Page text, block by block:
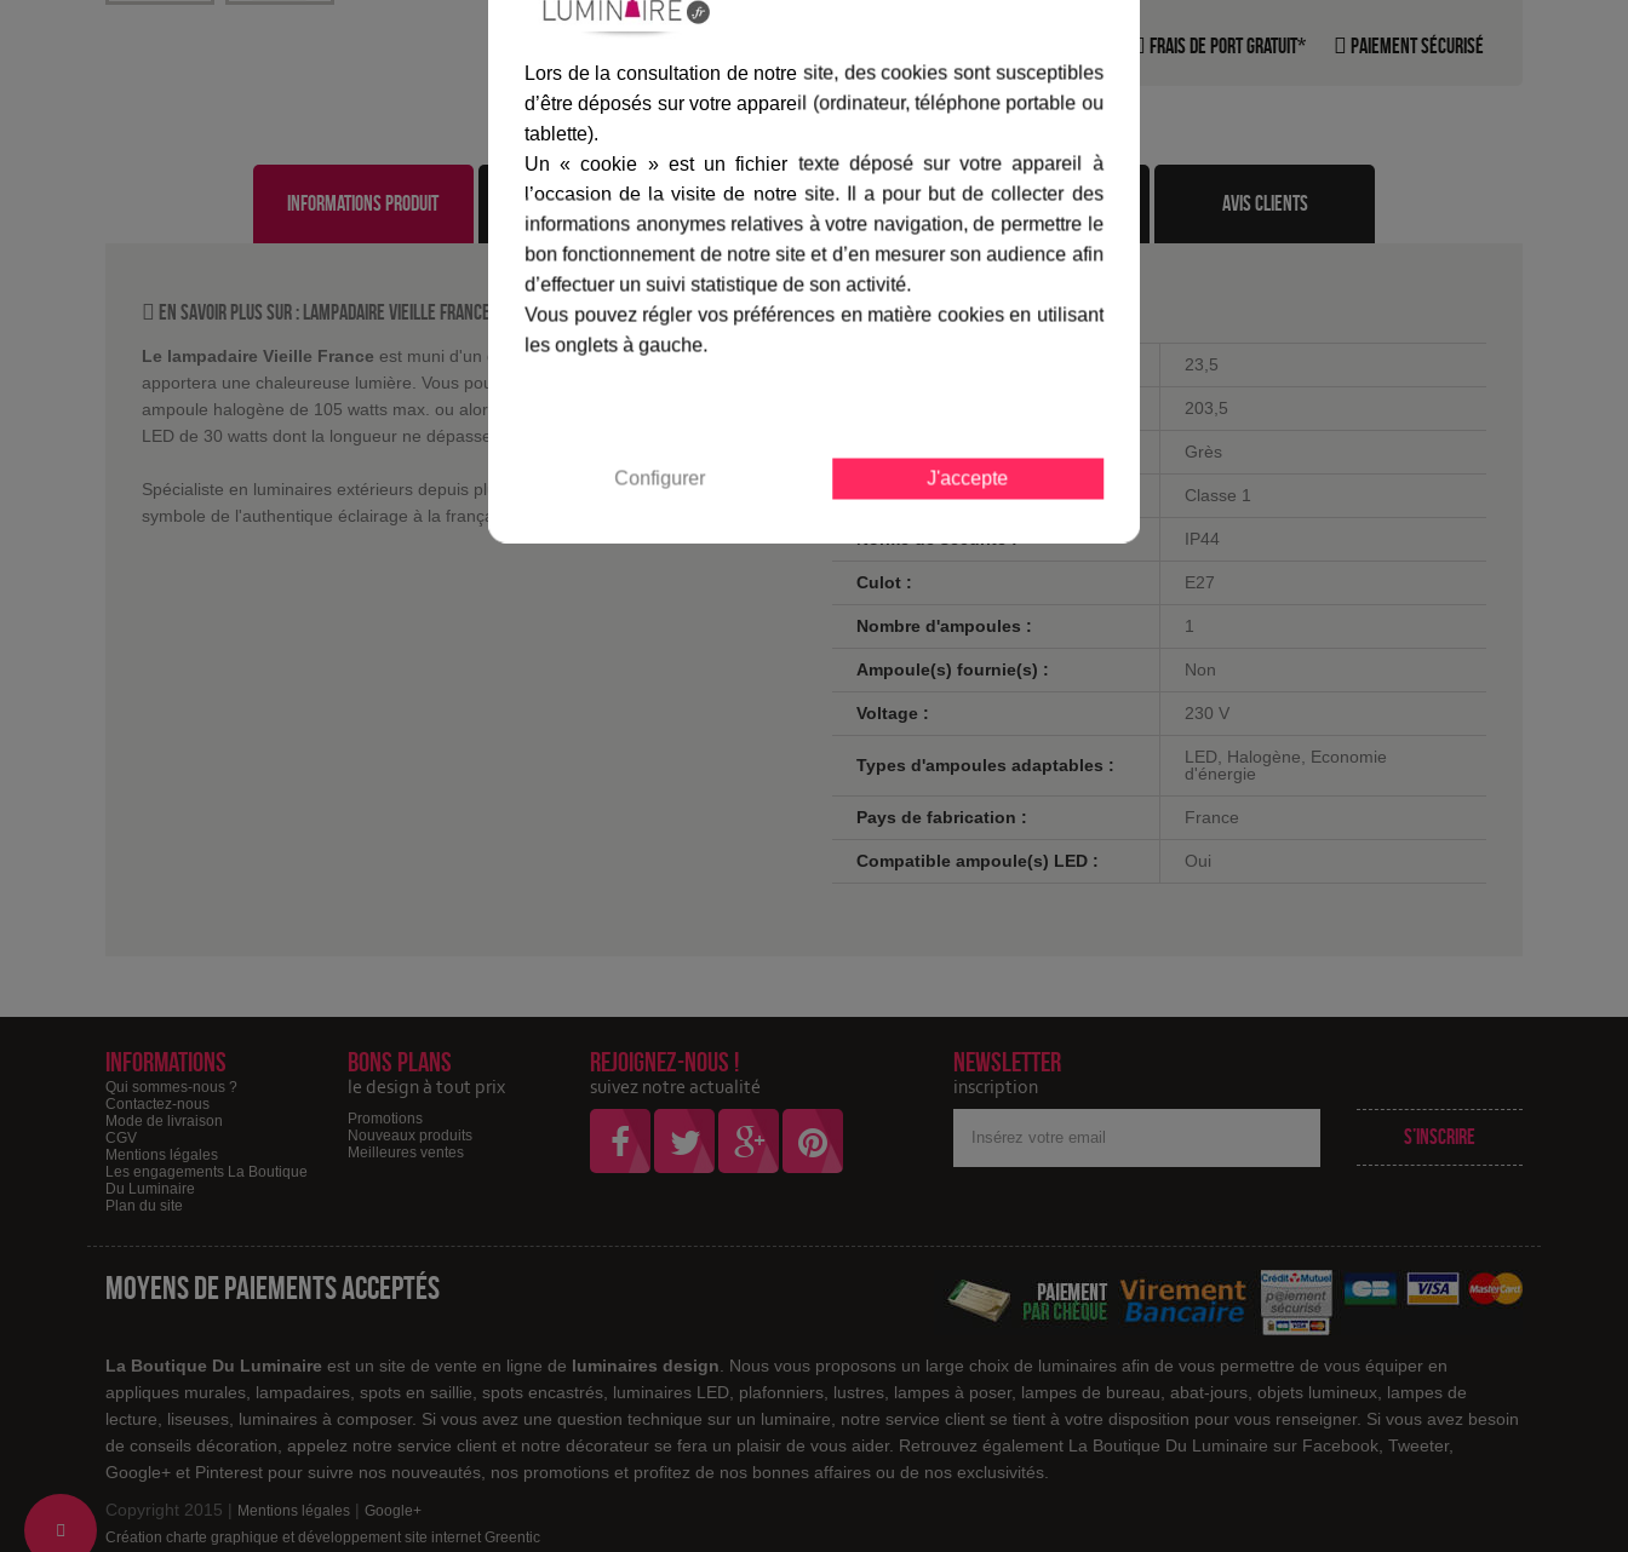
Change
Frais de port gratuit* Paiement sécurisé
Informations produit marque livraison gamme complète avis clients
En savoir plus sur : Lampadaire Vieille France GrÃ¨s-Roger Pradier
Le lampadaire Vieille France est muni d'un diffuseur avec un verre clair qui vous
apportera une chaleureuse lumière. Vous pourrez équiper ce luminaire d'une
ampoule halogène de 105 watts max. ou alors d'une ampoule basse consommation,
LED de 30 watts dont la longueur ne dépassera pas 200 mm.
Spécialiste en luminaires extérieurs depuis plus de 100 ans, Roger Pradier est le
symbole de l'authentique éclairage à la française.
Fiche technique
23,5
203,5
Grès
Classe : Classe 1
IP44
Culot : E27
Nombre d'ampoules : 1
Ampoule(s) fournie(s) : Non
Voltage : 230 V
Types d'ampoules adaptables :
LED, Halogène, Economie
d'énergie
Pays de fabrication : France
Compatible ampoule(s) LED : Oui
Informations
Qui sommes-nous ?
Contactez-nous
Mode de livraison
CGV
Mentions légales
Les engagements La Boutique
Du Luminaire
Plan du site
Bons plans
le design à tout prix
Promotions
Nouveaux produits
Meilleures ventes
Rejoignez-nous !
suivez notre actualité
Newsletter
inscription
adresse
S’inscrire
Moyens de paiements acceptés
La Boutique Du Luminaire est un site de vente en ligne de luminaires design . Nous vous proposons un large choix de luminaires afin de vous permettre de vous équiper en
appliques murales, lampadaires, spots en saillie, spots encastrés, luminaires LED, plafonniers, lustres, lampes à poser, lampes de bureau, abat-jours, objets lumineux, lampes de
lecture, liseuses, luminaires à composer. Si vous avez une question technique sur un luminaire, notre service client se tient à votre disposition pour vous renseigner. Si vous avez besoin
de conseils décoration, appelez notre service client et notre décorateur se fera un plaisir de vous aider. Retrouvez également La Boutique Du Luminaire sur Facebook, Tweeter,
Google+ et Pinterest pour suivre nos nouveautés, nos promotions et profitez de nos bonnes affaires ou de nos exclusivités.
Copyright 2015 | Mentions légales | Google+
Création charte graphique et développement site internet Greentic
Lors de la consultation de notre site, des cookies sont susceptibles
d’être déposés sur votre appareil (ordinateur, téléphone portable ou
tablette).
Un « cookie » est un fichier texte déposé sur votre appareil à
l’occasion de la visite de notre site. Il a pour but de collecter des
informations anonymes relatives à votre navigation, de permettre le
bon fonctionnement de notre site et d’en mesurer son audience afin
d’effectuer un suivi statistique de son activité.
Vous pouvez régler vos préférences en matière cookies en utilisant
les onglets à gauche.
Configurer J'accepte